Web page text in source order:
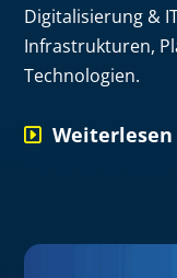
Digitalisierung &
Infrastrukturen,
Technologien.
Weiterlesen